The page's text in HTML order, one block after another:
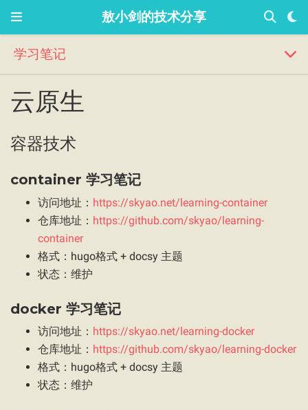
敖小剑的技术分享
学习笔记
云原生
容器技术
container 学习笔记
访问地址： https://skyao.net/learning-container
仓库地址： https://github.com/skyao/learning-
container
格式：hugo格式 + docsy 主题
状态：维护
docker 学习笔记
访问地址： https://skyao.net/learning-docker
仓库地址： https://github.com/skyao/learning-docker
格式：hugo格式 + docsy 主题
状态：维护